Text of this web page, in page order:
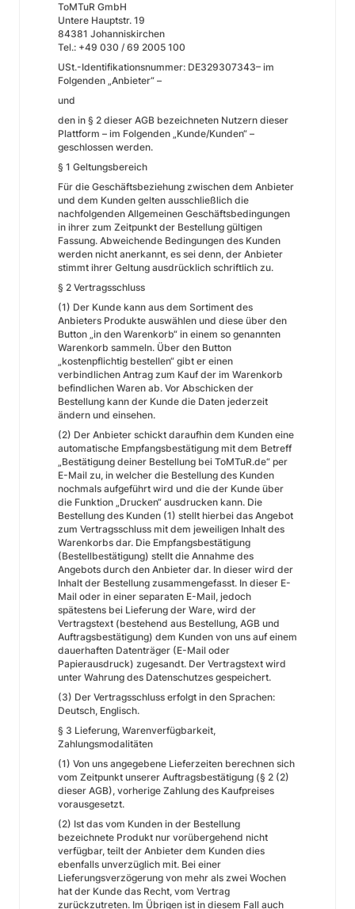
ToMTuR GmbH
Untere Hauptstr. 19
84381 Johanniskirchen
Tel.: +49 030 / 69 2005 100
USt.-Identifikationsnummer: DE329307343– im
Folgenden „Anbieter“ –
und
den in § 2 dieser AGB bezeichneten Nutzern dieser
Plattform – im Folgenden „Kunde/Kunden“ –
geschlossen werden.
§ 1 Geltungsbereich
Für die Geschäftsbeziehung zwischen dem Anbieter
und dem Kunden gelten ausschließlich die
nachfolgenden Allgemeinen Geschäftsbedingungen
in ihrer zum Zeitpunkt der Bestellung gültigen
Fassung. Abweichende Bedingungen des Kunden
werden nicht anerkannt, es sei denn, der Anbieter
stimmt ihrer Geltung ausdrücklich schriftlich zu.
§ 2 Vertragsschluss
(1) Der Kunde kann aus dem Sortiment des
Anbieters Produkte auswählen und diese über den
Button „in den Warenkorb“ in einem so genannten
Warenkorb sammeln. Über den Button
„kostenpflichtig bestellen“ gibt er einen
verbindlichen Antrag zum Kauf der im Warenkorb
befindlichen Waren ab. Vor Abschicken der
Bestellung kann der Kunde die Daten jederzeit
ändern und einsehen.
(2) Der Anbieter schickt daraufhin dem Kunden eine
automatische Empfangsbestätigung mit dem Betreff
„Bestätigung deiner Bestellung bei ToMTuR.de“ per
E-Mail zu, in welcher die Bestellung des Kunden
nochmals aufgeführt wird und die der Kunde über
die Funktion „Drucken“ ausdrucken kann. Die
Bestellung des Kunden (1) stellt hierbei das Angebot
zum Vertragsschluss mit dem jeweiligen Inhalt des
Warenkorbs dar. Die Empfangsbestätigung
(Bestellbestätigung) stellt die Annahme des
Angebots durch den Anbieter dar. In dieser wird der
Inhalt der Bestellung zusammengefasst. In dieser E-
Mail oder in einer separaten E-Mail, jedoch
spätestens bei Lieferung der Ware, wird der
Vertragstext (bestehend aus Bestellung, AGB und
Auftragsbestätigung) dem Kunden von uns auf einem
dauerhaften Datenträger (E-Mail oder
Papierausdruck) zugesandt. Der Vertragstext wird
unter Wahrung des Datenschutzes gespeichert.
(3) Der Vertragsschluss erfolgt in den Sprachen:
Deutsch, Englisch.
§ 3 Lieferung, Warenverfügbarkeit,
Zahlungsmodalitäten
(1) Von uns angegebene Lieferzeiten berechnen sich
vom Zeitpunkt unserer Auftragsbestätigung (§ 2 (2)
dieser AGB), vorherige Zahlung des Kaufpreises
vorausgesetzt.
(2) Ist das vom Kunden in der Bestellung
bezeichnete Produkt nur vorübergehend nicht
verfügbar, teilt der Anbieter dem Kunden dies
ebenfalls unverzüglich mit. Bei einer
Lieferungsverzögerung von mehr als zwei Wochen
hat der Kunde das Recht, vom Vertrag
zurückzutreten. Im Übrigen ist in diesem Fall auch